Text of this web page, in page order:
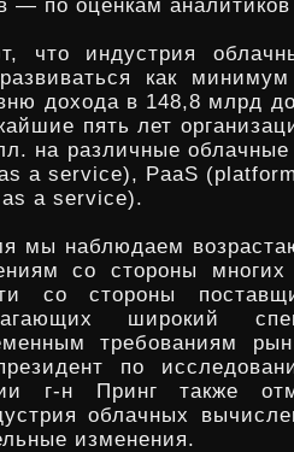
— по оценкам
что индустрия
как
дохода в 148,8 млрд
пять лет
на различные
a service), PaaS
a service).
мы наблюдаем
со стороны многих
со стороны
широкий
требованиям
по
г-н Принг также
облачных
изменения.